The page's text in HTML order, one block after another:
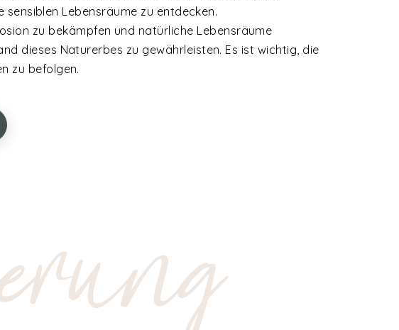
Lebensräume zu entdecken.
zu bekämpfen und natürliche Lebensräume
dieses Naturerbes zu gewährleisten. Es ist wichtig, die
zu befolgen.